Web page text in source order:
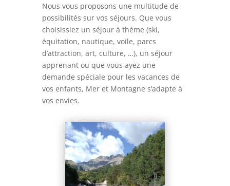
Nous vous proposons une multitude de
possibilités sur vos séjours. Que vous
choisissiez un séjour à thème (ski,
équitation, nautique, voile, parcs
d’attraction, art, culture, …), un séjour
apprenant ou que vous ayez une
demande spéciale pour les vacances de
vos enfants, Mer et Montagne s’adapte à
vos envies.